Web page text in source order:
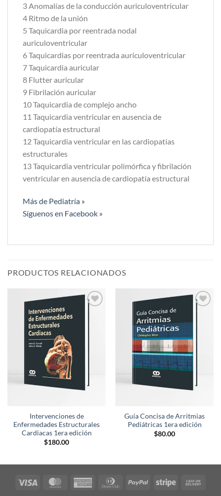
3 Anomalías de la conducción auriculoventricular
4 Ritmo de la unión
5 Taquicardia por reentrada nodal
auriculoventricular
6 Taquicardias por reentrada auriculoventricular
7 Taquicardia auricular
8 Flutter auricular
9 Fibrilación auricular
10 Taquicardia de complejo ancho
11 Taquicardia ventricular en ausencia de
cardiopatía estructural
12 Taquicardia ventricular en las cardiopatías
estructurales
13 Taquicardia ventricular polimórfica y fibrilación
ventricular en ausencia de cardiopatía estructural
Más de Pediatría »
Síguenos en Facebook »
PRODUCTOS RELACIONADOS
Intervenciones de
Enfermedades Estructurales
Cardiacas 1era edición
$180.00
Añadir
Guía Concisa de Arritmias
Pediátricas 1era edición
$80.00